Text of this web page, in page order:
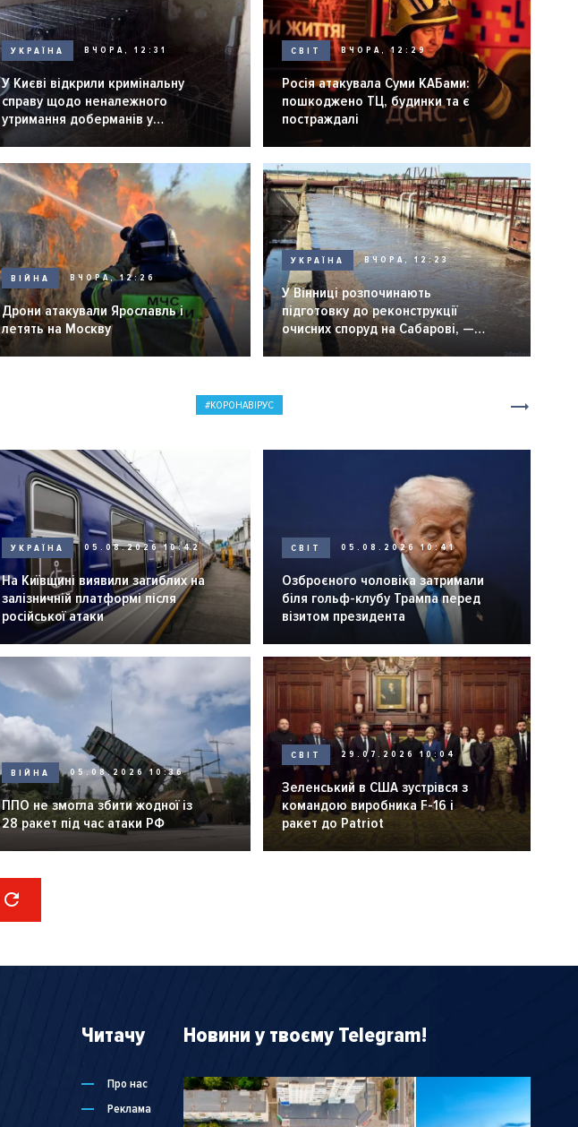
УКРАЇНА ВЧОРА, 12:31
У Києві відкрили кримінальну
справу щодо неналежного
утримання доберманів у
розпліднику
СВІТ ВЧОРА, 12:29
Росія атакувала Суми КАБами:
пошкоджено ТЦ, будинки та є
постраждалі
ВІЙНА ВЧОРА, 12:26
Дрони атакували Ярославль і
летять на Москву
УКРАЇНА ВЧОРА, 12:23
У Вінниці розпочинають
підготовку до реконструкції
очисних споруд на Сабарові, —
мер Вінниці.
КОРОНАВІРУС
УКРАЇНА 05.08.2026 10:42
На Київщині виявили загиблих на
залізничній платформі після
російської атаки
СВІТ 05.08.2026 10:41
Озброєного чоловіка затримали
біля гольф-клубу Трампа перед
візитом президента
ВІЙНА 05.08.2026 10:36
ППО не змогла збити жодної із
28 ракет під час атаки РФ
СВІТ 29.07.2026 10:04
Зеленський в США зустрівся з
командою виробника F-16 і
ракет до Patriot
Читачу
Про нас
Реклама
Новини у твоєму Telegram!